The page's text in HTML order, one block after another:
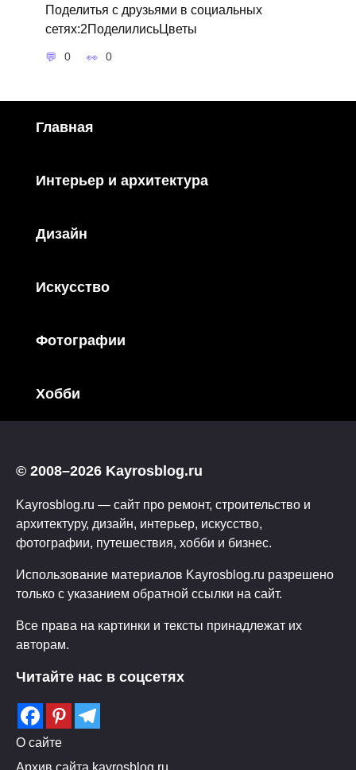
Поделитья с друзьями в социальных
сетях:2ПоделилисьЦветы
0 0
Главная
Интерьер и архитектура
Дизайн
Искусство
Фотографии
Хобби
© 2008–2026 Kayrosblog.ru
Kayrosblog.ru — сайт про ремонт, строительство и
архитектуру, дизайн, интерьер, искусство,
фотографии, путешествия, хобби и бизнес.
Использование материалов Kayrosblog.ru разрешено
только с указанием обратной ссылки на сайт.
Все права на картинки и тексты принадлежат их
авторам.
Читайте нас в соцсетях
О сайте
Архив сайта kayrosblog.ru